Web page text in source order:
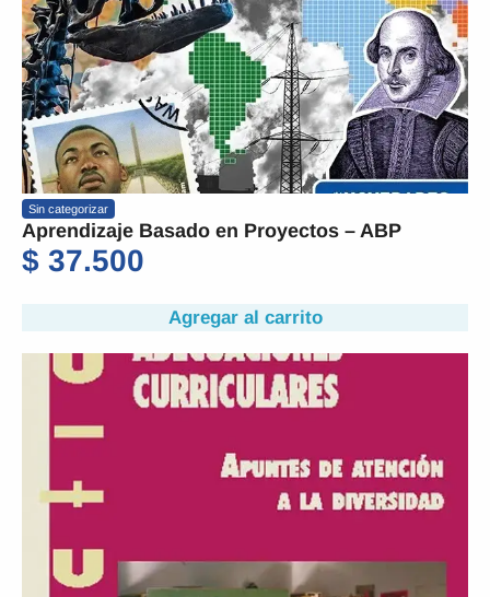
Sin categorizar
Aprendizaje Basado en Proyectos – ABP
$ 37.500
Agregar al carrito